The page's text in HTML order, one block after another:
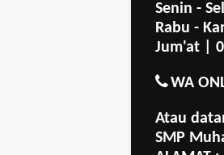
Senin -
Rabu -
Jum'at |
WA
Atau
SMP